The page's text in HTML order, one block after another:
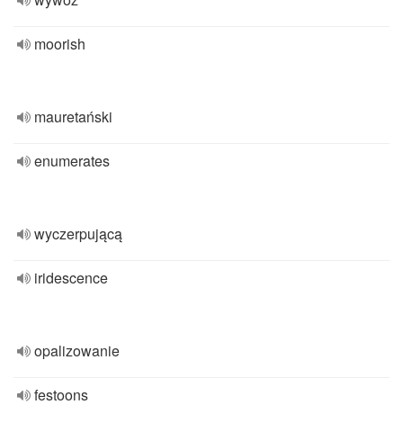
moorish
mauretański
enumerates
wyczerpującą
iridescence
opalizowanie
festoons